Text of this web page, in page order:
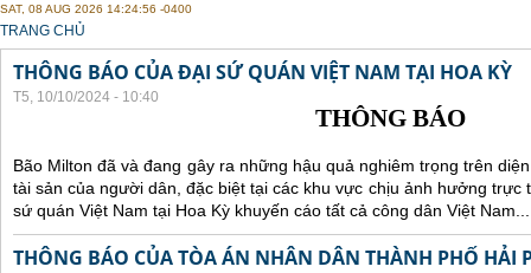
SAT, 08 AUG 2026 14:24:56 -0400
YOU ARE HERE
TRANG CHỦ
THÔNG BÁO CỦA ĐẠI SỨ QUÁN VIỆT NAM TẠI HOA KỲ
T5, 10/10/2024 - 10:40
THÔNG BÁO
Bão Milton đã và đang gây ra những hậu quả nghiêm trọng trên
tài sản của người dân, đặc biệt tại các khu vực chịu ảnh hưởng
sứ quán Việt Nam tại Hoa Kỳ khuyến cáo tất cả công dân Việt Nam...
THÔNG BÁO CỦA TÒA ÁN NHÂN DÂN THÀNH PHỐ HẢI